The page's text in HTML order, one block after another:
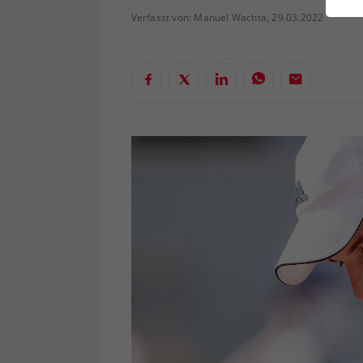
Verfasst von: Manuel Wachta, 29.03.2022